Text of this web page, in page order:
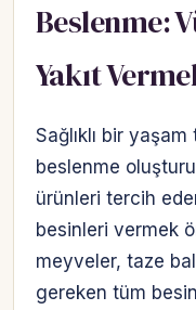
Beslenme:
Yakıt
Sağlıklı bir yaşam
beslenme
ürünleri tercih
besinleri vermek
meyveler, taze
gereken tüm